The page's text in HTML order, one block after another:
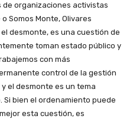
de organizaciones activistas
Somos Monte, Olivares
desmonte, es una cuestión de
toman estado público y
con más
control de la gestión
el desmonte es un tema
bien el ordenamiento puede
esta cuestión, es